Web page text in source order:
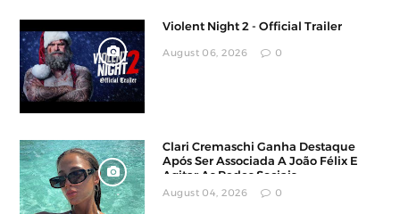
Violent Night 2 - Official Trailer
August 06, 2026 0
Clari Cremaschi Ganha Destaque
Após Ser Associada A João Félix E
Agitar As Redes Sociais
August 04, 2026 0